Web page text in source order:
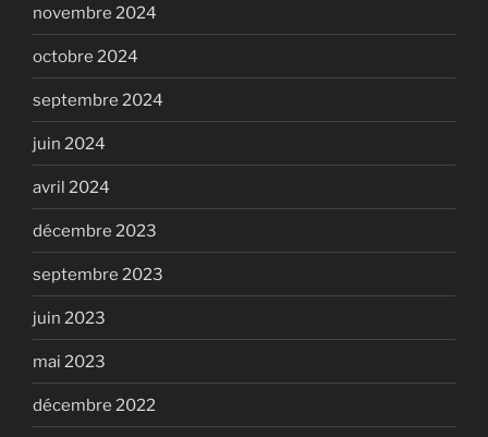
novembre 2024
octobre 2024
septembre 2024
juin 2024
avril 2024
décembre 2023
septembre 2023
juin 2023
mai 2023
décembre 2022